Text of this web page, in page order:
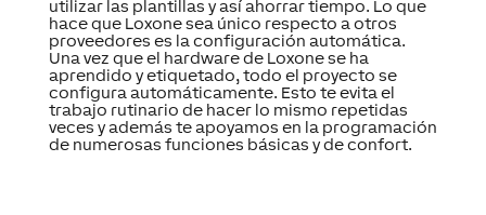
utilizar las plantillas y así ahorrar tiempo. Lo que
hace que Loxone sea único respecto a otros
proveedores es la configuración automática.
Una vez que el hardware de Loxone se ha
aprendido y etiquetado, todo el proyecto se
configura automáticamente. Esto te evita el
trabajo rutinario de hacer lo mismo repetidas
veces y además te apoyamos en la programación
de numerosas funciones básicas y de confort.